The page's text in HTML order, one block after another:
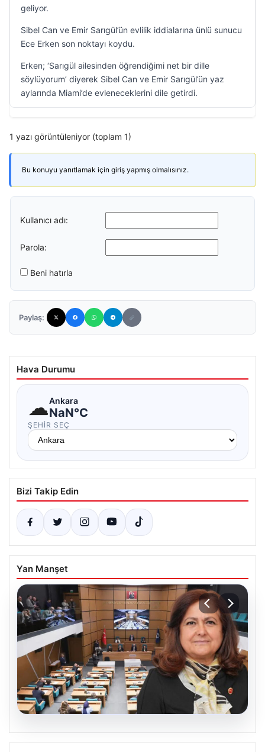
geliyor.
Sibel Can ve Emir Sarıgül’ün evlilik iddialarına ünlü sunucu
Ece Erken son noktayı koydu.
Erken; ‘Sarıgül ailesinden öğrendiğimi net bir dille
söylüyorum’ diyerek Sibel Can ve Emir Sarıgül’ün yaz
aylarında Miami’de evleneceklerini dile getirdi.
1 yazı görüntüleniyor (toplam 1)
Bu konuyu yanıtlamak için giriş yapmış olmalısınız.
Kullanıcı adı:
Parola:
Beni hatırla
Paylaş:
Hava Durumu
☁Ankara
NaN°C
ŞEHIR SEÇ
Bizi Takip Edin
Yan Manşet
05.08.2026
Üsküdar Belediyesi’nde başkanvekili